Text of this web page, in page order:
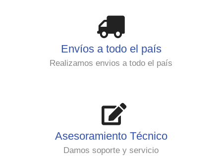
Envíos a todo el país
Realizamos envios a todo el país
Asesoramiento Técnico
Damos soporte y servicio